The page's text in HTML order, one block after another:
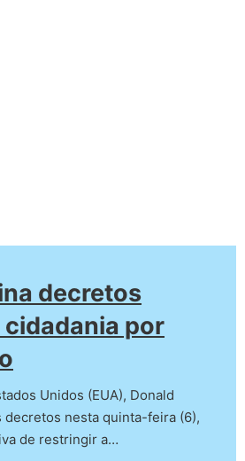
decretos
por
Unidos (EUA), Donald
decretos nesta quinta-feira (6),
de restringir a…